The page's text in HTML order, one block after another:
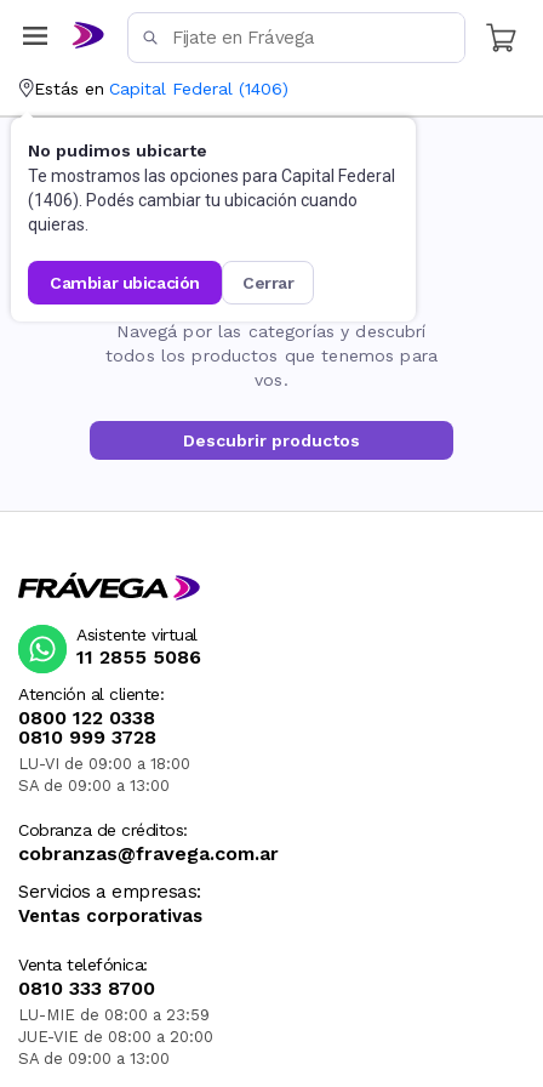
Estás en Capital Federal (1406)
No pudimos ubicarte
Te mostramos las opciones para Capital Federal
(1406). Podés cambiar tu ubicación cuando
quieras.
cambiar ubicación cerrar
La página no existe
Navegá por las categorías y descubrí
todos los productos que tenemos para
vos.
Descubrir productos
Atención al cliente:
0800 122 0338
0810 999 3728
LU-VI de 09:00 a 18:00
SA de 09:00 a 13:00
Cobranza de créditos:
cobranzas@fravega.com.ar
Servicios a empresas:
Ventas corporativas
Venta telefónica:
0810 333 8700
LU-MIE de 08:00 a 23:59
JUE-VIE de 08:00 a 20:00
SA de 09:00 a 13:00
Asistente virtual
11 2855 5086